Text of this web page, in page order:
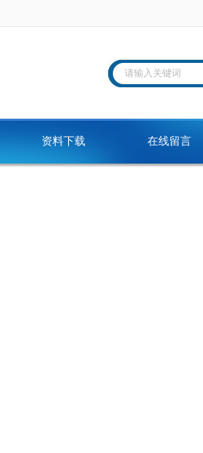
资料下载 在线留言